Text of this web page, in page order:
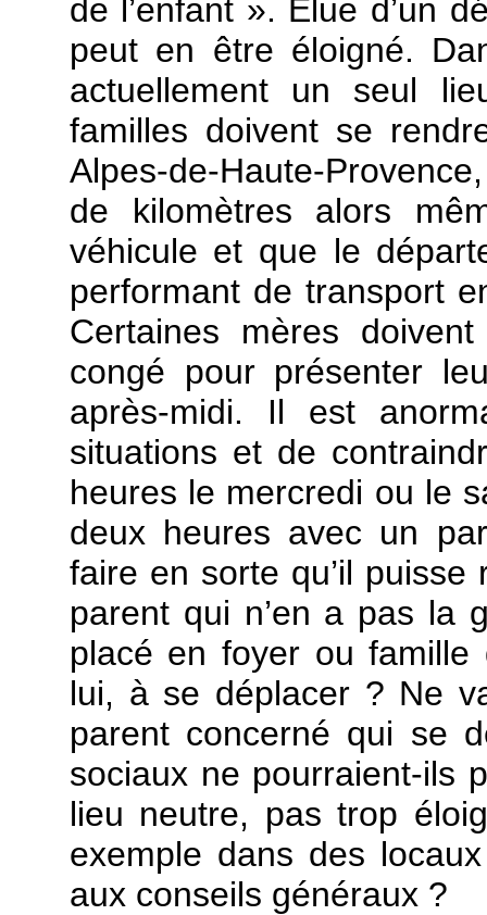
de l’enfant ». Élue d’un
peut en être éloigné.
actuellement un seul
familles doivent se
Alpes-de-Haute-
de kilomètres alors
véhicule et que le
performant de transport
Certaines mères
congé pour présenter
après-midi. Il est
situations et de
heures le mercredi ou le
deux heures avec un
faire en sorte qu’il
parent qui n’en a pas la
placé en foyer ou famille
lui, à se déplacer ? Ne
parent concerné qui se
sociaux ne pourraient-ils
lieu neutre, pas trop
exemple dans des
aux conseils généraux ?